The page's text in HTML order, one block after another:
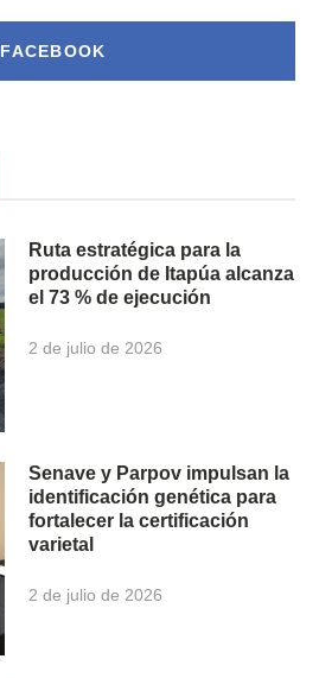
FACEBOOK
Ruta estratégica para la
producción de Itapúa alcanza
el 73 % de ejecución
2 de julio de 2026
Senave y Parpov impulsan la
identificación genética para
fortalecer la certificación
varietal
2 de julio de 2026